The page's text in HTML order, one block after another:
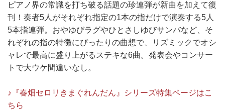
ピアノ界の常識を打ち破る話題の珍連弾が新曲を加えて復
刊！奏者5人がそれぞれ指定の1本の指だけで演奏する5人
5本指連弾。おやゆびラグやひとさしゆびサンバなど、そ
れぞれの指の特徴にぴったりの曲想で、リズミックでオシ
ャレで最高に盛り上がるステキな6曲。発表会やコンサー
トで大ウケ間違いなし。
♪『春畑セロリきまぐれんだん』シリーズ特集ページはこ
ちら